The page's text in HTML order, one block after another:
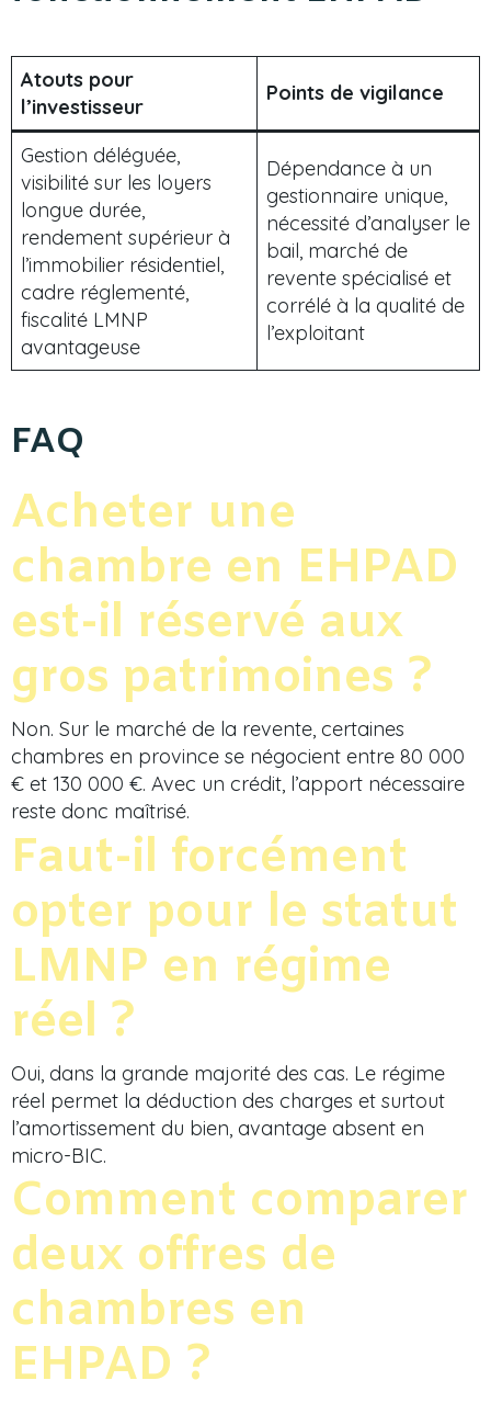
Atouts pour
l’investisseur
Points de vigilance
Gestion déléguée,
visibilité sur les loyers
longue durée,
rendement supérieur à
l’immobilier résidentiel,
cadre réglementé,
fiscalité LMNP
avantageuse
Dépendance à un
gestionnaire unique,
nécessité d’analyser le
bail, marché de
revente spécialisé et
corrélé à la qualité de
l’exploitant
FAQ
Acheter une
chambre en EHPAD
est-il réservé aux
gros patrimoines ?
Non. Sur le marché de la revente, certaines
chambres en province se négocient entre 80 000
€ et 130 000 €. Avec un crédit, l’apport nécessaire
reste donc maîtrisé.
Faut-il forcément
opter pour le statut
LMNP en régime
réel ?
Oui, dans la grande majorité des cas. Le régime
réel permet la déduction des charges et surtout
l’amortissement du bien, avantage absent en
micro-BIC.
Comment comparer
deux offres de
chambres en
EHPAD ?